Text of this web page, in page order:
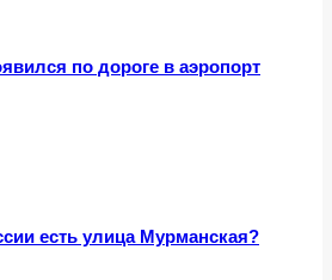
по дороге в аэропорт
есть улица Мурманская?